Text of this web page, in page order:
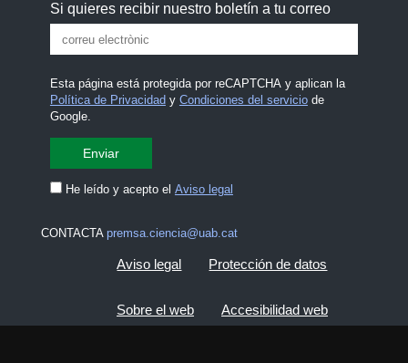
Si quieres recibir nuestro boletín a tu correo
Esta página está protegida por reCAPTCHA y aplican la
Política de Privacidad y Condiciones del serviciode
Google.
He leído y acepto el Aviso legal
CONTACTA premsa.ciencia@uab.cat
Aviso legal Protección de datos
Sobre el web Accesibilidad web